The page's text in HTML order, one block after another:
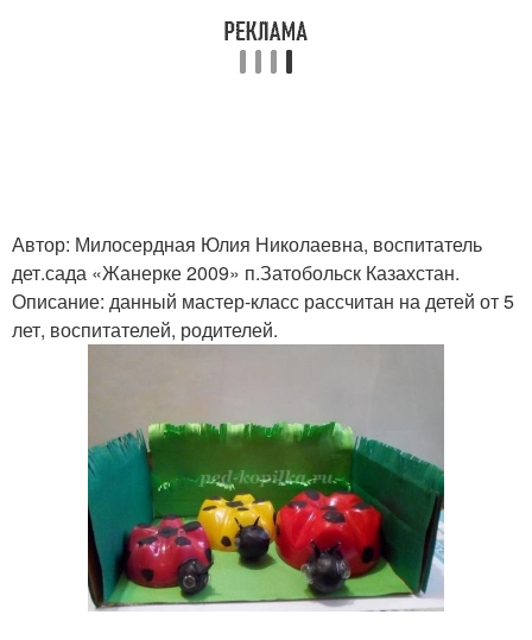
Автор: Милосердная Юлия Николаевна, воспитатель
дет.сада «Жанерке 2009» п.Затобольск Казахстан.
Описание: данный мастер-класс рассчитан на детей от 5
лет, воспитателей, родителей.